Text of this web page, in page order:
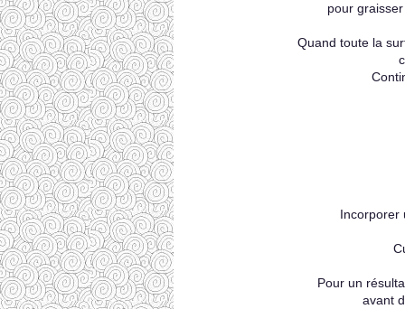
pour
Quand toute la
Pour un
avant